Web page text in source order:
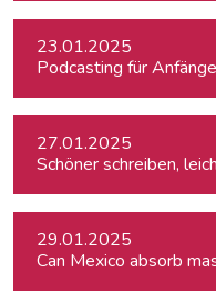
23.01.2025
Podcasting für
27.01.2025
Schöner schreiben,
29.01.2025
Can Mexico absorb